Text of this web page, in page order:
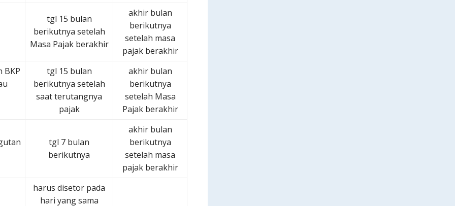
tgl 15 bulan
berikutnya setelah
Masa Pajak berakhir
akhir bulan
berikutnya
setelah masa
pajak berakhir
BKP
tgl 15 bulan
berikutnya setelah
saat terutangnya
pajak
akhir bulan
berikutnya
setelah Masa
Pajak berakhir
tgl 7 bulan
berikutnya
akhir bulan
berikutnya
setelah masa
pajak berakhir
harus disetor pada
hari yang sama